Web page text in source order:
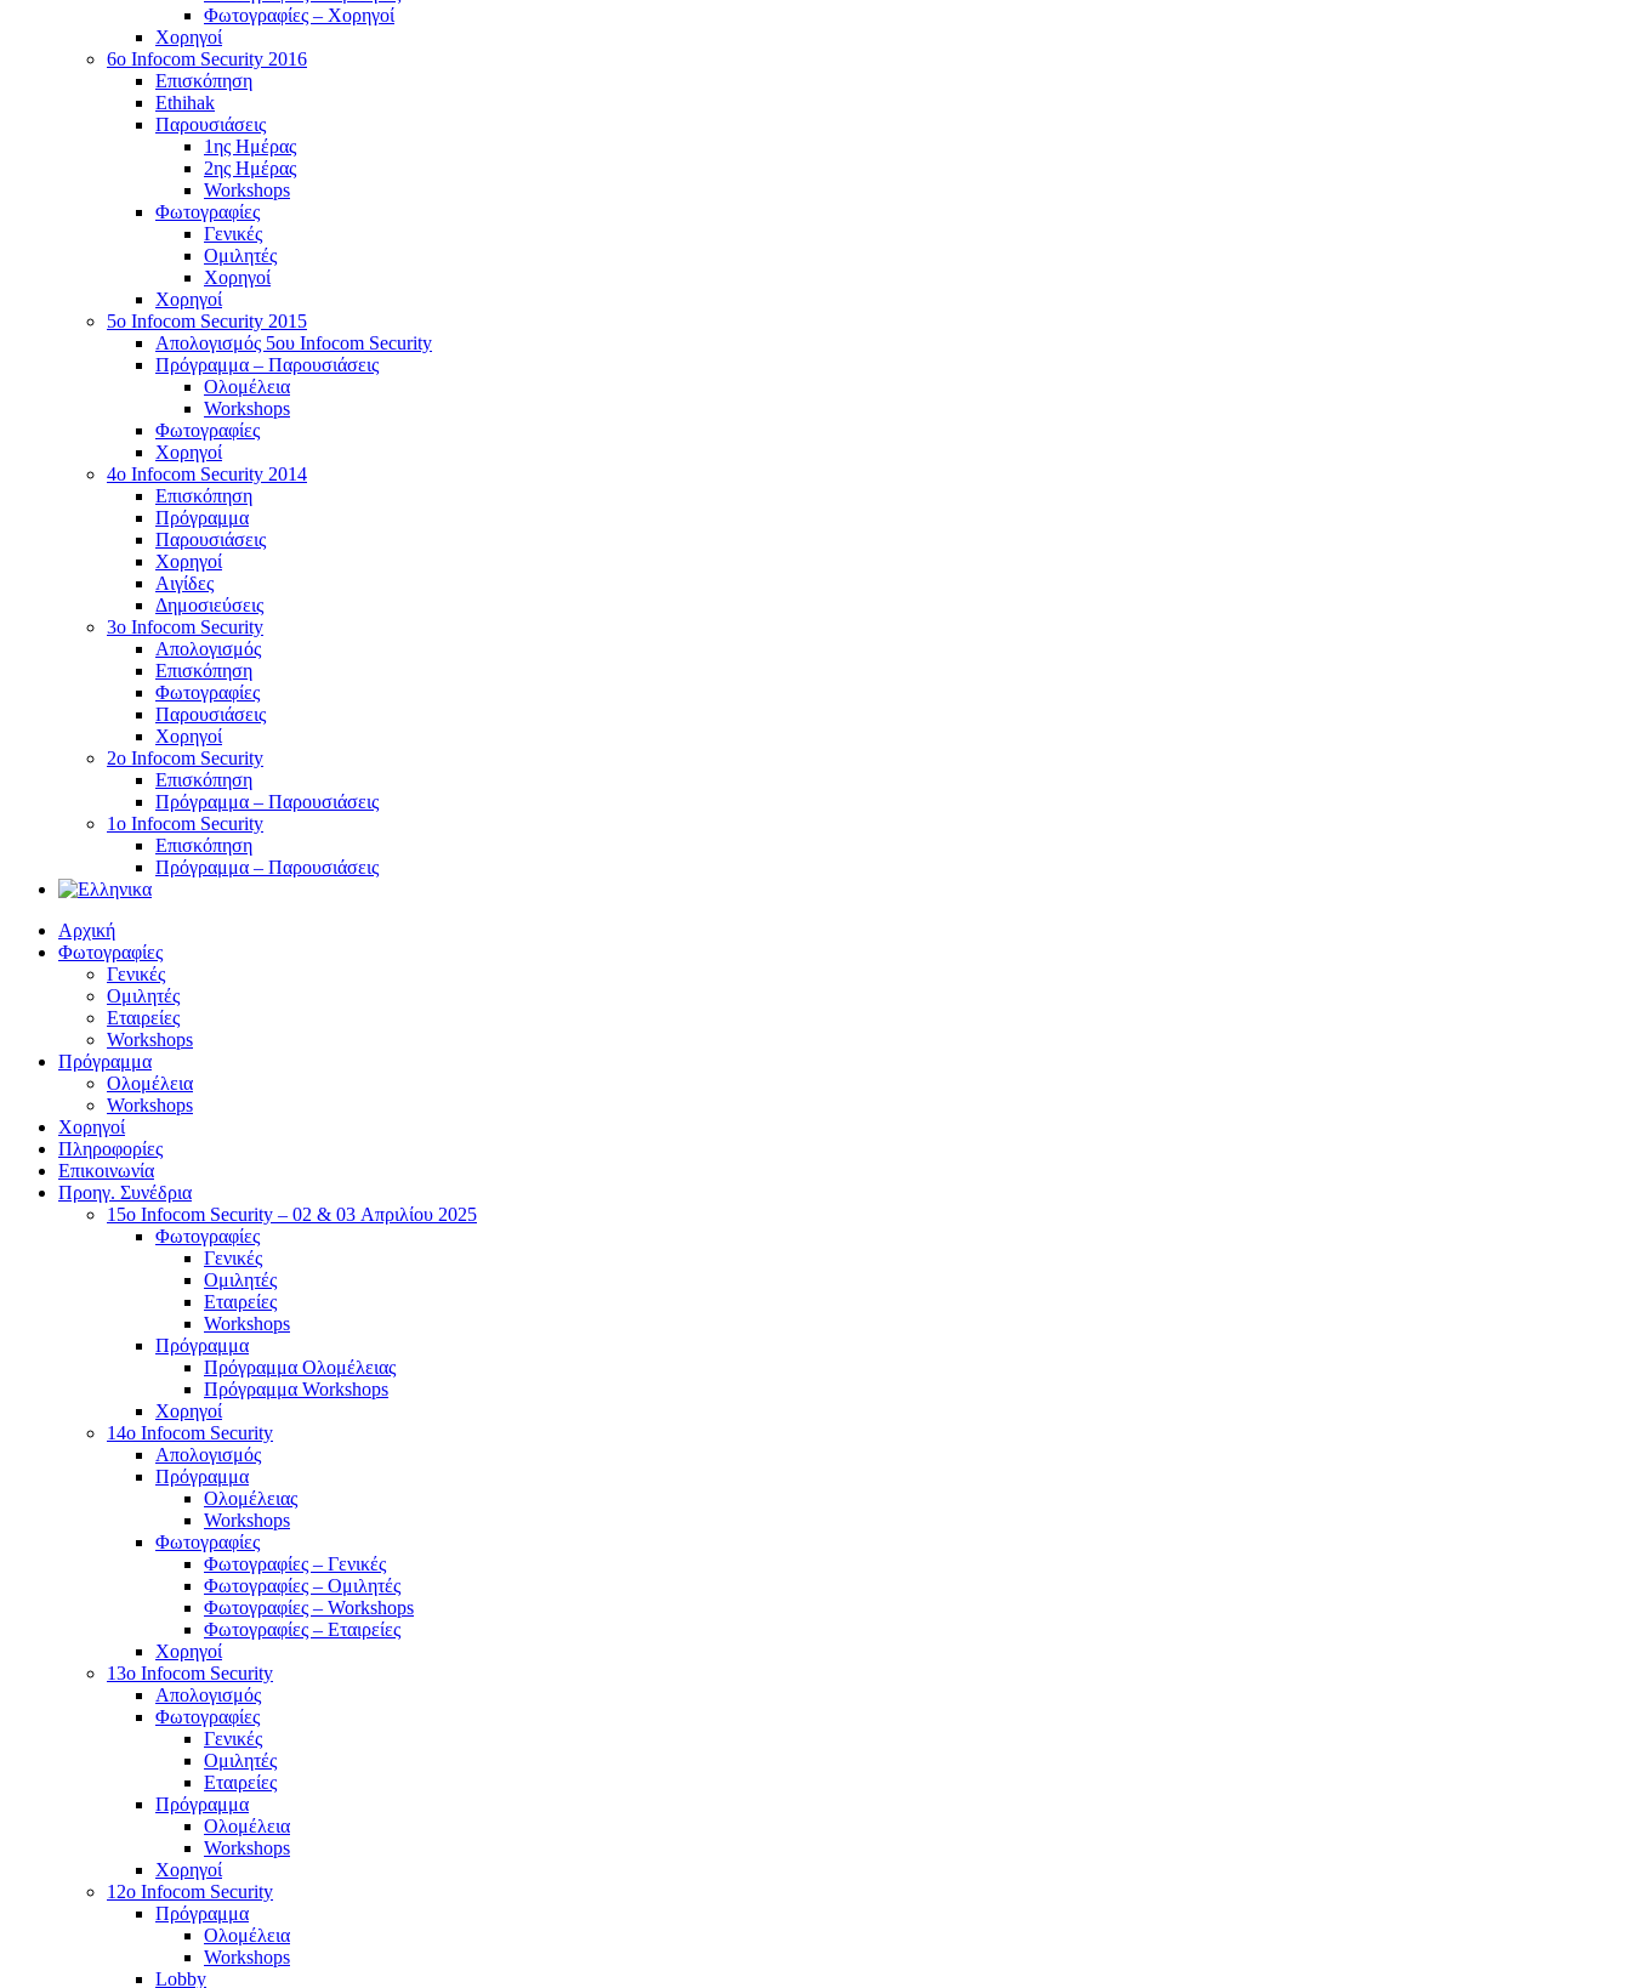
Φωτογραφίες – Χορηγοί
Χορηγοί
6o Infocom Security 2016
Επισκόπηση
Ethihak
Παρουσιάσεις
1ης Ημέρας
2ης Ημέρας
Workshops
Φωτογραφίες
Γενικές
Ομιλητές
Χορηγοί
Χορηγοί
5o Infocom Security 2015
Απολογισμός 5ου Infocom Security
Πρόγραμμα – Παρουσιάσεις
Ολομέλεια
Workshops
Φωτογραφίες
Χορηγοί
4ο Infocom Security 2014
Επισκόπηση
Πρόγραμμα
Παρουσιάσεις
Χορηγοί
Αιγίδες
Δημοσιεύσεις
3o Infocom Security
Απολογισμός
Επισκόπηση
Φωτογραφίες
Παρουσιάσεις
Χορηγοί
2o Infocom Security
Επισκόπηση
Πρόγραμμα – Παρουσιάσεις
1ο Infocom Security
Επισκόπηση
Πρόγραμμα – Παρουσιάσεις
Αρχική
Φωτογραφίες
Γενικές
Ομιλητές
Εταιρείες
Workshops
Πρόγραμμα
Ολομέλεια
Workshops
Χορηγοί
Πληροφορίες
Επικοινωνία
Προηγ. Συνέδρια
15o Infocom Security – 02 & 03 Απριλίου 2025
Φωτογραφίες
Γενικές
Ομιλητές
Εταιρείες
Workshops
Πρόγραμμα
Πρόγραμμα Ολομέλειας
Πρόγραμμα Workshops
Χορηγοί
14o Infocom Security
Απολογισμός
Πρόγραμμα
Ολομέλειας
Workshops
Φωτογραφίες
Φωτογραφίες – Γενικές
Φωτογραφίες – Ομιλητές
Φωτογραφίες – Workshops
Φωτογραφίες – Εταιρείες
Χορηγοί
13o Infocom Security
Απολογισμός
Φωτογραφίες
Γενικές
Ομιλητές
Εταιρείες
Πρόγραμμα
Ολομέλεια
Workshops
Χορηγοί
12o Infocom Security
Πρόγραμμα
Ολομέλεια
Workshops
Lobby